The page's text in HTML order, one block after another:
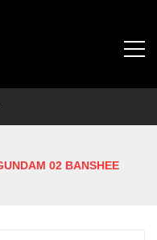
02 BANSHEE